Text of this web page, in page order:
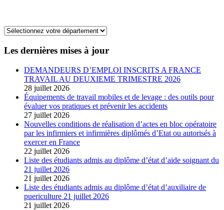
Les dernières mises à jour
DEMANDEURS D’EMPLOI INSCRITS A FRANCE
TRAVAIL AU DEUXIEME TRIMESTRE 2026
28 juillet 2026
Équipements de travail mobiles et de levage : des outils pour
évaluer vos pratiques et prévenir les accidents
27 juillet 2026
Nouvelles conditions de réalisation d’actes en bloc opératoire
par les infirmiers et infirmières diplômés d’Etat ou autorisés à
exercer en France
22 juillet 2026
Liste des étudiants admis au diplôme d’état d’aide soignant du
21 juillet 2026
21 juillet 2026
Liste des étudiants admis au diplôme d’état d’auxiliaire de
puericulture 21 juillet 2026
21 juillet 2026